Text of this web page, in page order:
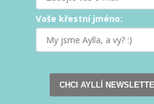
Vaše křestní jméno:
CHCI AYLLÍ